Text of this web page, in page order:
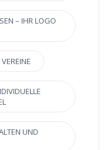
– IHR LOGO
UND